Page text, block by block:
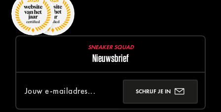
SNEAKER SQUAD
Nieuwsbrief
SCHRIJF JE IN